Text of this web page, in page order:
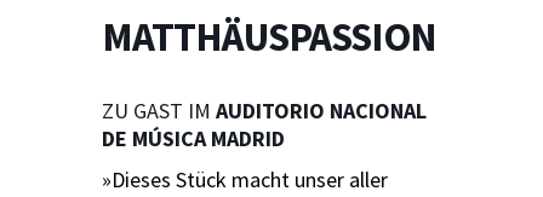
MATTHÄUSPASSION
ZU GAST IM AUDITORIO NACIONAL
DE MÚSICA MADRID
»Dieses Stück macht unser aller